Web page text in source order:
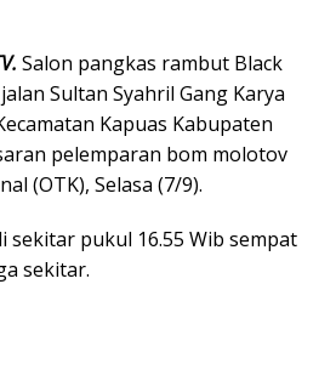
Salon pangkas rambut Black
Sultan Syahril Gang Karya
Kapuas Kabupaten
pelemparan bom molotov
(OTK), Selasa (7/9).
sekitar pukul 16.55 Wib sempat
sekitar.